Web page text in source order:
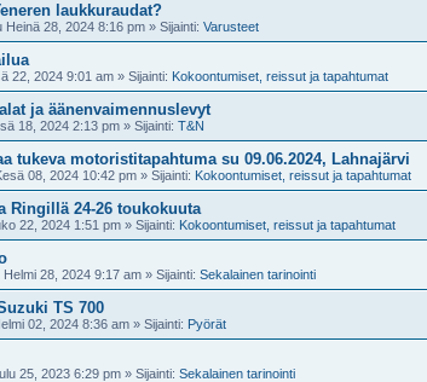
laukkuraudat?
Heinä 28, 2024 8:16 pm » Sijainti: Varusteet
22, 2024 9:01 am » Sijainti: Kokoontumiset, reissut ja tapahtumat
ja äänenvaimennuslevyt
18, 2024 2:13 pm » Sijainti: T&N
tukeva motoristitapahtuma su 09.06.2024, Lahnajärvi
08, 2024 10:42 pm » Sijainti: Kokoontumiset, reissut ja tapahtumat
Ringillä 24-26 toukokuuta
22, 2024 1:51 pm » Sijainti: Kokoontumiset, reissut ja tapahtumat
Helmi 28, 2024 9:17 am » Sijainti: Sekalainen tarinointi
TS 700
02, 2024 8:36 am » Sijainti: Pyörät
25, 2023 6:29 pm » Sijainti: Sekalainen tarinointi